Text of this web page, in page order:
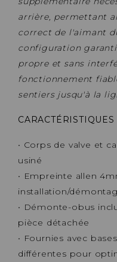
arrière, permettant
correct de l'aimant
configuration
propre et sans
fonctionnement
sentiers jusqu'à la
CARACTÉRISTIQUES
• Corps de valve et
usiné
• Empreinte allen
installation/
• Démonte-obus
pièce détachée
• Fournies avec
différentes pour